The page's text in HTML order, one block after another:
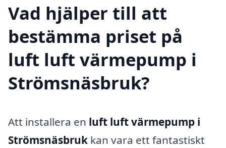
Vad hjälper till att
bestämma priset på
luft luft värmepump i
Strömsnäsbruk?
Att installera en luft luft värmepump i
Strömsnäsbruk kan vara ett fantastiskt